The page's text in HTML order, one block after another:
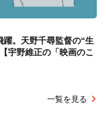
躍。天野千尋監督の“生
宇野維正の「映画のこ
一覧を見る